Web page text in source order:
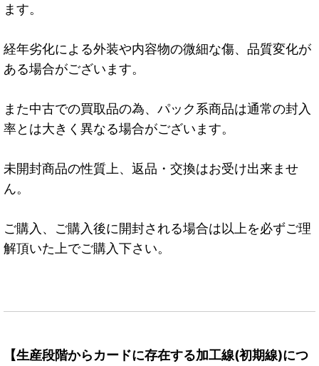
ます。
経年劣化による外装や内容物の微細な傷、品質変化が
ある場合がございます。
また中古での買取品の為、パック系商品は通常の封入
率とは大きく異なる場合がございます。
未開封商品の性質上、返品・交換はお受け出来ませ
ん。
ご購入、ご購入後に開封される場合は以上を必ずご理
解頂いた上でご購入下さい。
【生産段階からカードに存在する加工線(初期線)につ